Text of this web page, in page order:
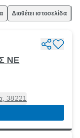
Διαθέτει ιστοσελίδα
ΝΕ
38221